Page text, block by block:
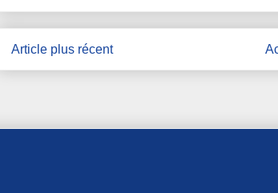
Article plus récent